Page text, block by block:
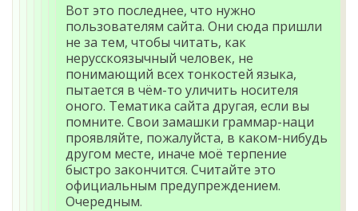
Вот это последнее, что нужно
пользователям сайта. Они сюда пришли
не за тем, чтобы читать, как
нерусскоязычный человек, не
понимающий всех тонкостей языка,
пытается в чём-то уличить носителя
оного. Тематика сайта другая, если вы
помните. Свои замашки граммар-наци
проявляйте, пожалуйста, в каком-нибудь
другом месте, иначе моё терпение
быстро закончится. Считайте это
официальным предупреждением.
Очередным.